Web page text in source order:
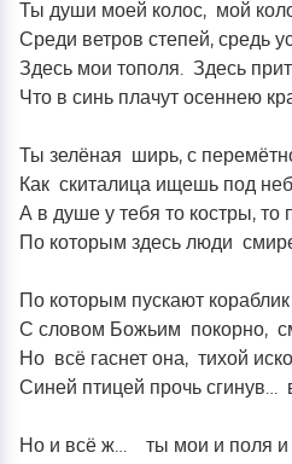
Ты души моей колос, мой
Среди ветров степей, средь
Здесь мои тополя. Здесь
Что в синь плачут осеннею
Ты зелёная ширь, с
Как скиталица ищешь под
А в душе у тебя то костры, то
По которым здесь люди
По которым пускают
С словом Божьим покорно,
Но всё гаснет она, тихой
Синей птицей прочь сгинув…
Но и всё ж… ты мои и поля и
Памяти поэтессы
22.03.24_Крокус
«Склонилась, как мать, над
Памяти Леонида Казьмина...
Целинского поэта.
Памяти Александра
«Вагнер», посвящается…